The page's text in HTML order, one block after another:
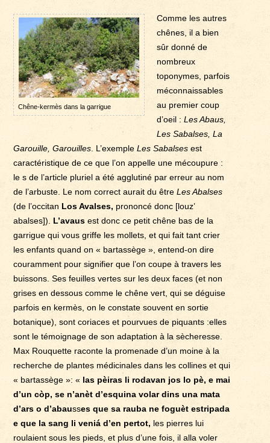
Chêne-kermès dans la garrigue
Comme les autres
chênes, il a bien
sûr donné de
nombreux
toponymes, parfois
méconnaissables
au premier coup
d’oeil :Les Abaus,
Les Sabalses, La
Garouille, Garouilles . L’exempleLes Sabalses est
caractéristique de ce que l’on appelle une mécoupure :
le s de l’article pluriel a été agglutiné par erreur au nom
de l’arbuste. Le nom correct aurait du êtreLes Abalses
(de l’occitan Los Avalses, prononcé donc [louz’
abalses]).L’avaus est donc ce petit chêne bas de la
garrigue qui vous griffe les mollets, et qui fait tant crier
les enfants quand on « bartassège », entend-on dire
couramment pour signifier que l’on coupe à travers les
buissons. Ses feuilles vertes sur les deux faces (et non
grises en dessous comme le chêne vert, qui se déguise
parfois en kermès, on le constate souvent en sortie
botanique), sont coriaces et pourvues de piquants :elles
sont le témoignage de son adaptation à la sècheresse.
Max Rouquette raconte la promenade d’un moine à la
recherche de plantes médicinales dans les collines et qui
« bartassège »: « las pèiras li rodavan jos lo pè, e mai
d’un còp, se n’anèt d’esquina volar dins una mata
d’ars o d’abausses que sa rauba ne foguèt estripada
e que la sang li veniá d’en pertot,les pierres lui
roulaient sous les pieds, et plus d’une fois, il alla voler